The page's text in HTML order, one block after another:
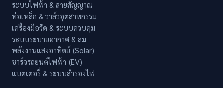
ระบบไฟฟ้า & สายสัญญาณ
ท่อเหล็ก & วาล์วอุตสาหกรรม
เครื่องมือวัด & ระบบควบคุม
ระบบระบายอากาศ & ลม
พลังงานแสงอาทิตย์ (Solar)
ชาร์จรถยนต์ไฟฟ้า (EV)
แบตเตอรี่ & ระบบสำรองไฟ